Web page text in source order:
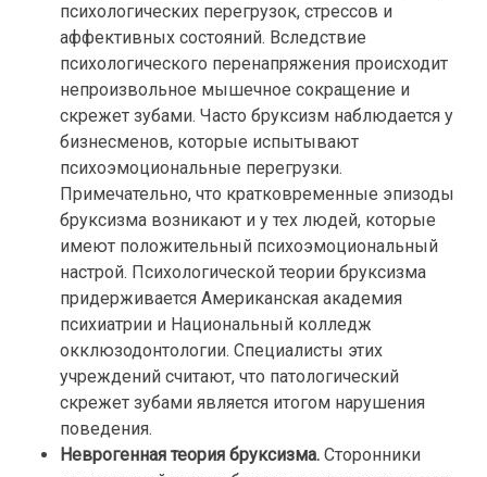
психологических перегрузок, стрессов и
аффективных состояний. Вследствие
психологического перенапряжения происходит
непроизвольное мышечное сокращение и
скрежет зубами. Часто бруксизм наблюдается у
бизнесменов, которые испытывают
психоэмоциональные перегрузки.
Примечательно, что кратковременные эпизоды
бруксизма возникают и у тех людей, которые
имеют положительный психоэмоциональный
настрой. Психологической теории бруксизма
придерживается Американская академия
психиатрии и Национальный колледж
окклюзодонтологии. Специалисты этих
учреждений считают, что патологический
скрежет зубами является итогом нарушения
поведения.
Неврогенная теория бруксизма. Сторонники